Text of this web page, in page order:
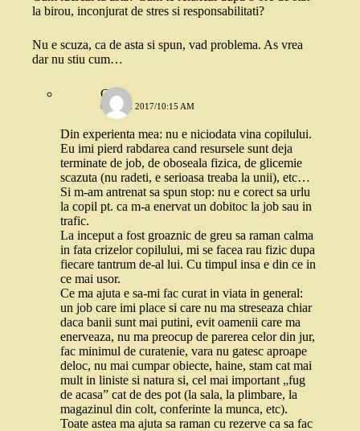
la birou, inconjurat de stres si responsabilitati?
Nu e scuza, ca de asta si spun, vad problema. As vrea
dar nu stiu cum…
C
6 IUNIE 2017/10:15 AM
Din experienta mea: nu e niciodata vina copilului.
Eu imi pierd rabdarea cand resursele sunt deja
terminate de job, de oboseala fizica, de glicemie
scazuta (nu radeti, e serioasa treaba la unii), etc…
Si m-am antrenat sa spun stop: nu e corect sa urlu
la copil pt. ca m-a enervat un dobitoc la job sau in
trafic.
La inceput a fost groaznic de greu sa raman calma
in fata crizelor copilului, mi se facea rau fizic dupa
fiecare tantrum de-al lui. Cu timpul insa e din ce in
ce mai usor.
Ce ma ajuta e sa-mi fac curat in viata in general:
un job care imi place si care nu ma streseaza chiar
daca banii sunt mai putini, evit oamenii care ma
enerveaza, nu ma preocup de parerea celor din jur,
fac minimul de curatenie, vara nu gatesc aproape
deloc, nu mai cumpar obiecte, haine, stam cat mai
mult in liniste si natura si, cel mai important „fug
de acasa” cat de des pot (la sala, la plimbare, la
magazinul din colt, conferinte la munca, etc).
Toate astea ma ajuta sa raman cu rezerve ca sa fac